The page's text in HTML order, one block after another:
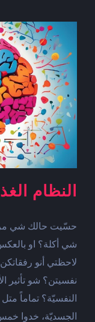
النظام
حسّيت حالك شي مرة
شي أكلة؟ او
لاحظتي أنو
نفسيتن؟ شو تأثير
النفسيّة؟ تماماً
الجسديّة، خدوا